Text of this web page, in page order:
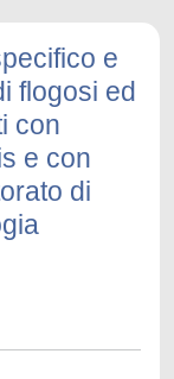
e
flogosi ed
con
e con
di